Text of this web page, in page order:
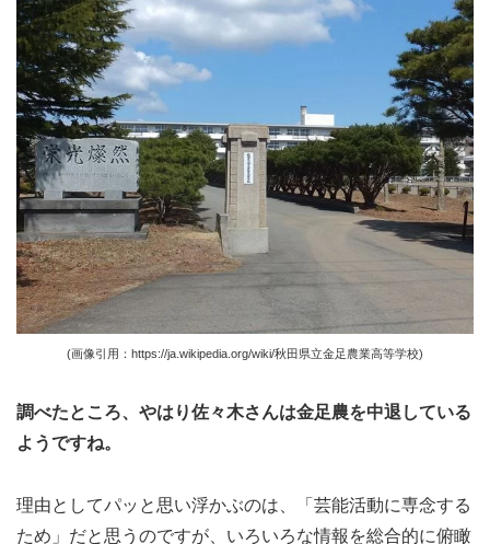
(画像引用：https://ja.wikipedia.org/wiki/秋田県立金足農業高等学校)
調べたところ、やはり佐々木さんは金足農を中退している
ようですね。
理由としてパッと思い浮かぶのは、「芸能活動に専念する
ため」だと思うのですが、いろいろな情報を総合的に俯瞰